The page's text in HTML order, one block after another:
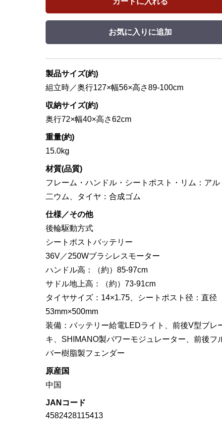
お気に入りに追加
製品サイズ(約)
組立時／奥行127×幅56×高さ89-100cm
収納サイズ(約)
奥行72×幅40×高さ62cm
重量(約)
15.0kg
材質(品質)
フレーム・ハンドル・シートポスト・リム：アル
二ウム、タイヤ：合成ゴム
仕様／その他
後輪駆動方式
シートポストバッテリー
36V／250Wブラシレスモーター
ハンドル高：（約）85-97cm
サドル地上高：（約）73-91cm
タイヤサイズ：14×1.75、シートポスト径：直径
53mm×500mm
装備：バッテリー給電LEDライト、前後V型ブレ
キ、SHIMANO製パワーモジュレーター、前後フ
バー樹脂製フェンダー
原産国
中国
JANコード
4582428115413